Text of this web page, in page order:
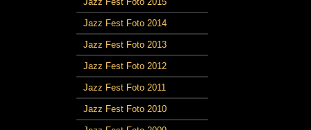
Jazz Fest Foto 2014
Jazz Fest Foto 2013
Jazz Fest Foto 2012
Jazz Fest Foto 2011
Jazz Fest Foto 2010